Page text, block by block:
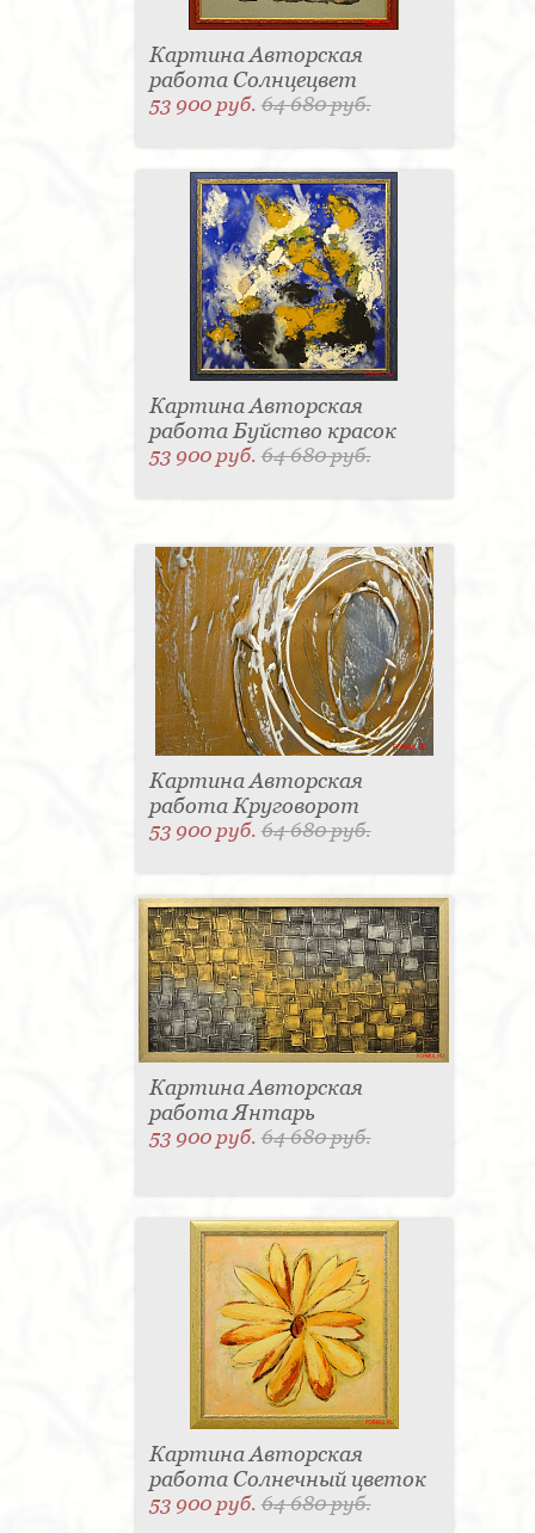
Картина Авторская
работа Солнцецвет
53 900 руб.64 680 руб.
Картина Авторская
работа Буйство красок
53 900 руб.64 680 руб.
Картина Авторская
работа Круговорот
53 900 руб.64 680 руб.
Картина Авторская
работа Янтарь
53 900 руб.64 680 руб.
Картина Авторская
работа Солнечный цветок
53 900 руб.64 680 руб.